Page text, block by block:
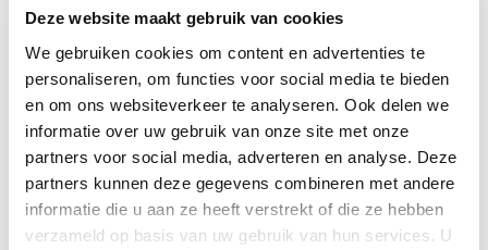
Deze website maakt gebruik van cookies
We gebruiken cookies om content en advertenties te
personaliseren, om functies voor social media te bieden
en om ons websiteverkeer te analyseren. Ook delen we
informatie over uw gebruik van onze site met onze
partners voor social media, adverteren en analyse. Deze
partners kunnen deze gegevens combineren met andere
informatie die u aan ze heeft verstrekt of die ze hebben
verzameld op basis van uw gebruik van hun services. U